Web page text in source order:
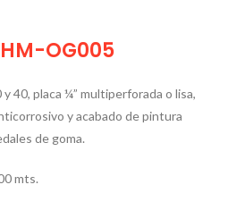
OG005
40, placa ¼” multiperforada o lisa,
y acabado de pintura
de goma.
mts.